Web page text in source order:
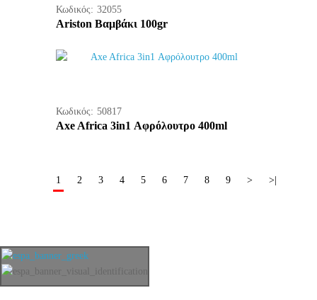
Κωδικός: 32055
Ariston Βαμβάκι 100gr
Κωδικός: 50817
Axe Africa 3in1 Αφρόλουτρο 400ml
1 2 3 4 5 6 7 8 9 > >|